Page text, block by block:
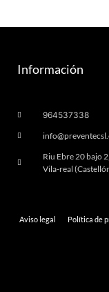
Información
964537338
Riu Ebre 20 bajo
Vila-real
Aviso legal Política de